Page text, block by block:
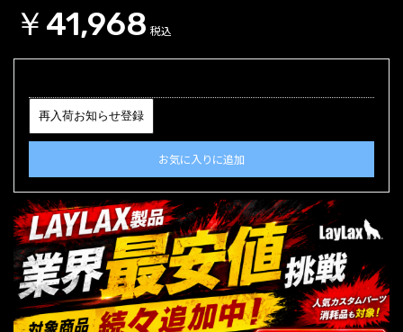
￥41,968 税込
再入荷お知らせ登録
お気に入りに追加